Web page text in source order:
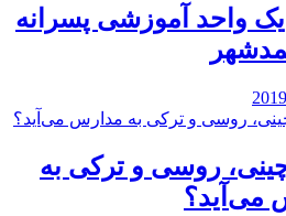
یک واحد آموزشی پسرانه
چینی، روسی و ترکی به
می‌آید؟